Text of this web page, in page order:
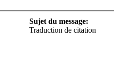
Sujet du message:
Traduction de citation